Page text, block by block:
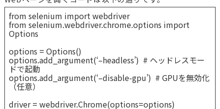
from selenium import webdriver
from selenium.webdriver.chrome.options import
Options
options = Options()
options.add_argument(‘–headless’) # ヘッドレスモー
ドで起動
options.add_argument(‘–disable-gpu’) # GPUを無効化
（任意）
driver = webdriver.Chrome(options=options)